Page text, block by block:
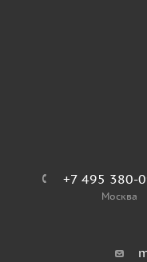
+7 495 380-
Москва